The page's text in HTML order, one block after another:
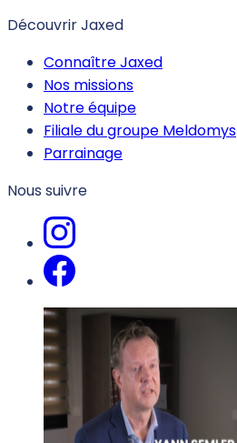
Découvrir Jaxed
Connaître Jaxed
Nos missions
Notre équipe
Filiale du groupe Meldomys
Parrainage
Nous suivre